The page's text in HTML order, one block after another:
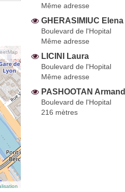
Même adresse
GHERASIMIUC Elena
Boulevard de l'Hopital
Même adresse
LICINI Laura
Boulevard de l'Hopital
Même adresse
PASHOOTAN Armand
Boulevard de l'Hopital
216 mètres